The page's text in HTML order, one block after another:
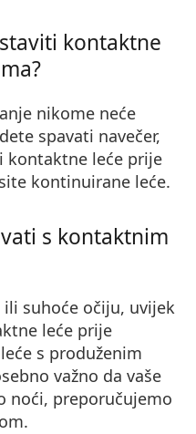
kontaktne
nikome neće
spavati navečer,
kontaktne leće prije
kontinuirane leće.
s kontaktnim
suhoće očiju, uvijek
leće prije
s produženim
važno da vaše
noći, preporučujemo